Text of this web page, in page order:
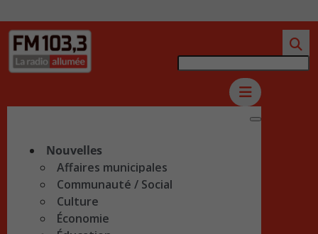
Nouvelles
Affaires municipales
Communauté / Social
Culture
Économie